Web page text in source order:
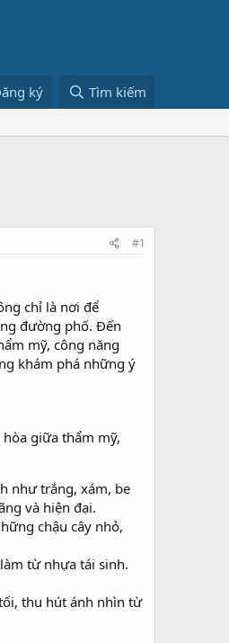
ký Tìm kiếm
#1
chỉ là nơi để
đường phố. Đến
mỹ, công năng
khám phá những ý
giữa thẩm mỹ,
như trắng, xám, be
và hiện đại.
chậu cây nhỏ,
từ nhựa tái sinh.
thu hút ánh nhìn từ